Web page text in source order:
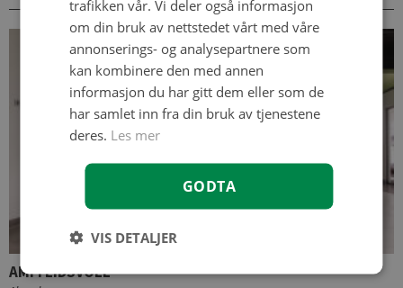
AMFI EIDSVOLL
trafikken vår. Vi deler også informasjon
om din bruk av nettstedet vårt med våre
annonserings- og analysepartnere som
kan kombinere den med annen
informasjon du har gitt dem eller som de
har samlet inn fra din bruk av tjenestene
deres. Les mer
GODTA
VIS DETALJER